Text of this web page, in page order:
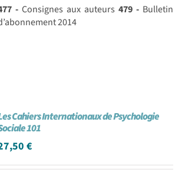
- Consignes aux auteurs479 - Bulletin
2014
Cahiers Internationaux de Psychologie
101
€